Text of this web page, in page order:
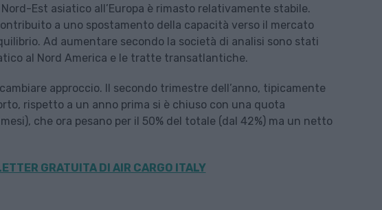
Est asiatico all’Europa è rimasto relativamente stabile.
a uno spostamento della capacità verso il mercato
Ad aumentare secondo la società di analisi sono stati
al Nord America e le tratte transatlantiche.
approccio. Il secondo trimestre dell’anno, tipicamente
rispetto a un anno prima si è chiuso con una quota
che ora pesano per il 50% del totale (dal 42%) ma un netto
GRATUITA DI AIR CARGO ITALY